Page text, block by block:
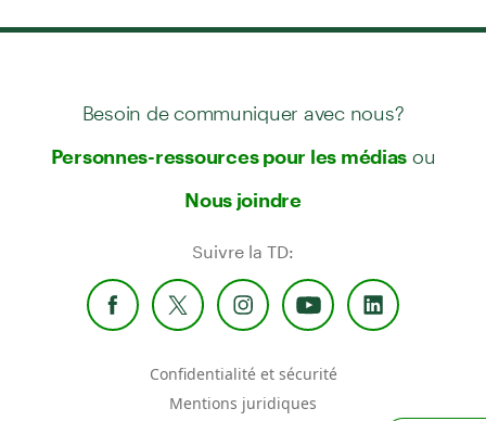
Besoin de communiquer avec nous?
Personnes-ressources pour les médias ou
Nous joindre
Suivre la TD:
Confidentialité et sécurité
Mentions juridiques